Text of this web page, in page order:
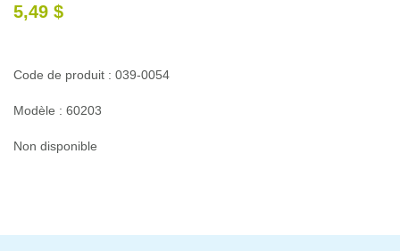
5,49 $
Code de produit : 039-0054
Modèle : 60203
Non disponible